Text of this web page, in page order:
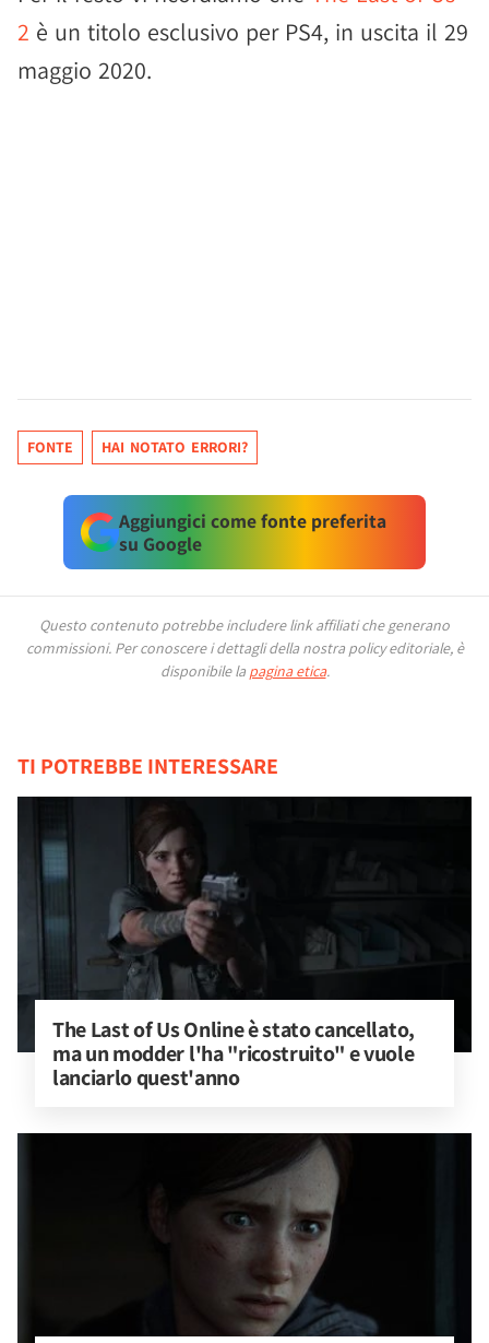
2 è un titolo esclusivo per PS4, in uscita il 29
maggio 2020.
FONTE HAI NOTATO ERRORI?
Aggiungici come fonte preferita
su Google
Questo contenuto potrebbe includere link affiliati che generano
commissioni. Per conoscere i dettagli della nostra policy editoriale, è
disponibile la pagina etica.
TI POTREBBE INTERESSARE
The Last of Us Online è stato cancellato,
ma un modder l'ha "ricostruito" e vuole
lanciarlo quest'anno